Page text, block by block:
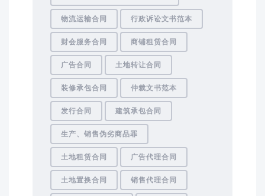
物流运输合同 行政诉讼文书范本
财会服务合同 商铺租赁合同
广告合同 土地转让合同
装修承包合同 仲裁文书范本
发行合同 建筑承包合同
生产、销售伪劣商品罪
土地租赁合同 广告代理合同
土地置换合同 销售代理合同